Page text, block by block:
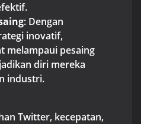
: Dengan
inovatif,
melampaui pesaing
diri mereka
industri.
Twitter, kecepatan,